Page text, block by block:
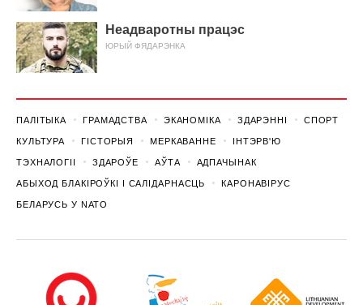
Неадваротны працэс
ЮРЫЙ ФЯДАРЭНКА
ПАЛІТЫКА ГРАМАДСТВА ЭКАНОМІКА ЗДАРЭННI СПОРТ
КУЛЬТУРА ГІСТОРЫЯ МЕРКАВАННЕ ІНТЭРВ'Ю
ТЭХНАЛОГІІ ЗДАРОЎЕ АЎТА АДПАЧЫНАК
АБЫХОД БЛАКІРОЎКІ І САЛІДАРНАСЦЬ КАРОНАВІРУС
БЕЛАРУСЬ У NATO